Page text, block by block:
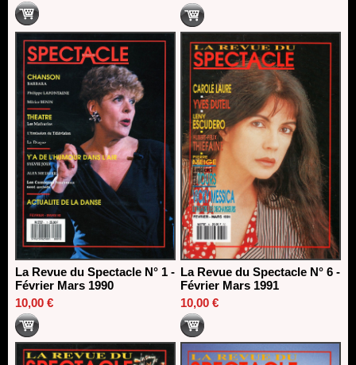
La Revue du Spectacle N° 1 -
Février Mars 1990
10,00 €
La Revue du Spectacle N° 6 -
Février Mars 1991
10,00 €